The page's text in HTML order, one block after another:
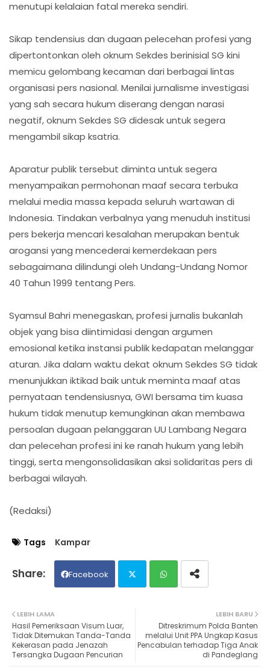
menutupi kelalaian fatal mereka sendiri.
​Sikap tendensius dan dugaan pelecehan profesi yang
dipertontonkan oleh oknum Sekdes berinisial SG kini
memicu gelombang kecaman dari berbagai lintas
organisasi pers nasional. Menilai jurnalisme investigasi
yang sah secara hukum diserang dengan narasi
negatif, oknum Sekdes SG didesak untuk segera
mengambil sikap ksatria.
​Aparatur publik tersebut diminta untuk segera
menyampaikan permohonan maaf secara terbuka
melalui media massa kepada seluruh wartawan di
Indonesia. Tindakan verbalnya yang menuduh institusi
pers bekerja mencari kesalahan merupakan bentuk
arogansi yang mencederai kemerdekaan pers
sebagaimana dilindungi oleh Undang-Undang Nomor
40 Tahun 1999 tentang Pers.
​Syamsul Bahri menegaskan, profesi jurnalis bukanlah
objek yang bisa diintimidasi dengan argumen
emosional ketika instansi publik kedapatan melanggar
aturan. Jika dalam waktu dekat oknum Sekdes SG tidak
menunjukkan iktikad baik untuk meminta maaf atas
pernyataan tendensiusnya, GWI bersama tim kuasa
hukum tidak menutup kemungkinan akan membawa
persoalan dugaan pelanggaran UU Lambang Negara
dan pelecehan profesi ini ke ranah hukum yang lebih
tinggi, serta mengonsolidasikan aksi solidaritas pers di
berbagai wilayah.
(Redaksi)
Tags Kampar
Facebook
ats
LEBIH BARU
Ditreskrimum Polda Banten
melalui Unit PPA Ungkap Kasus
Pencabulan terhadap Tiga Anak
di Pandeglang
LEBIH LAMA
Hasil Pemeriksaan Visum Luar,
Tidak Ditemukan Tanda-Tanda
Kekerasan pada Jenazah
Tersangka Dugaan Pencurian